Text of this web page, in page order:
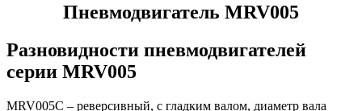
Пневмодвигатель MRV005
Разновидности пневмодвигателей
серии MRV005
MRV005C – реверсивный, с гладким валом, диаметр вала